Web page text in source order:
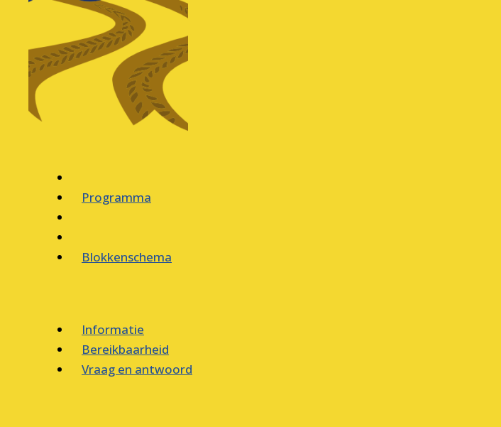
Programma
Blokkenschema
Informatie
Bereikbaarheid
Vraag en antwoord